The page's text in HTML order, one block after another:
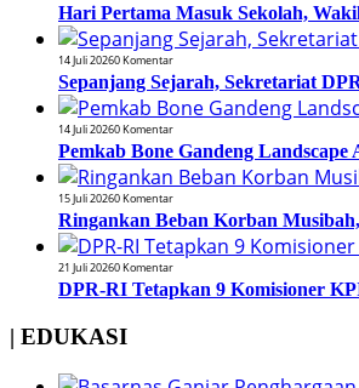
Hari Pertama Masuk Sekolah,
14 Juli 20260 Komentar
Sepanjang Sejarah, Sekretariat
14 Juli 20260 Komentar
Pemkab Bone Gandeng
15 Juli 20260 Komentar
Ringankan Beban Korban
21 Juli 20260 Komentar
DPR-RI Tetapkan 9 Komisioner
| EDUKASI